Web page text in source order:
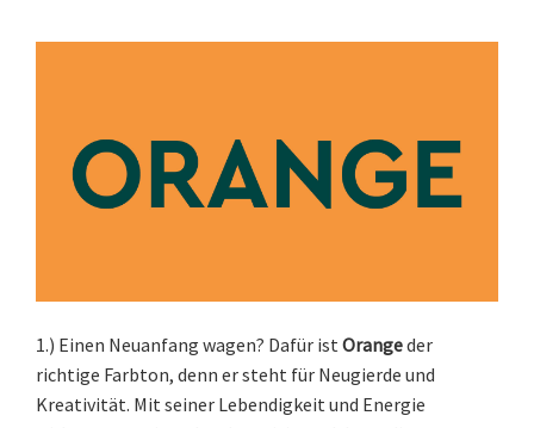
1.) Einen Neuanfang wagen? Dafür ist Orangeder
richtige Farbton, denn er steht für Neugierde und
Kreativität. Mit seiner Lebendigkeit und Energie